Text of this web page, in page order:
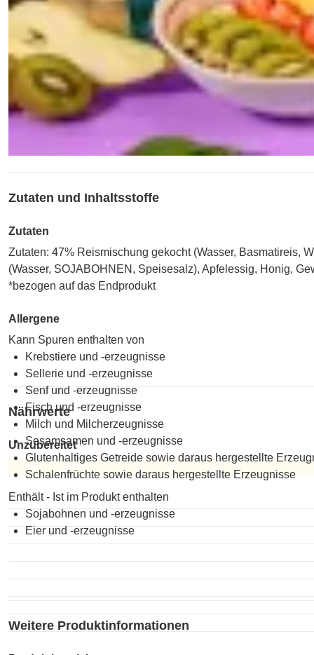
Zutaten und Inhaltsstoffe
Zutaten
Zutaten: 47% Reismischung gekocht (Wasser, Basmatireis,
(Wasser, SOJABOHNEN, Speisesalz), Apfelessig, Honig,
*bezogen auf das Endprodukt
Allergene
Kann Spuren enthalten von
Krebstiere und -erzeugnisse
Sellerie und -erzeugnisse
Senf und -erzeugnisse
Fisch und -erzeugnisse
Milch und Milcherzeugnisse
Sesamsamen und -erzeugnisse
Glutenhaltiges Getreide sowie daraus hergestellte
Schalenfrüchte sowie daraus hergestellte Erzeugnisse
Enthält - Ist im Produkt enthalten
Sojabohnen und -erzeugnisse
Eier und -erzeugnisse
Nährwerte
Unzubereitet
Unzubereitet
Weitere Produktinformationen